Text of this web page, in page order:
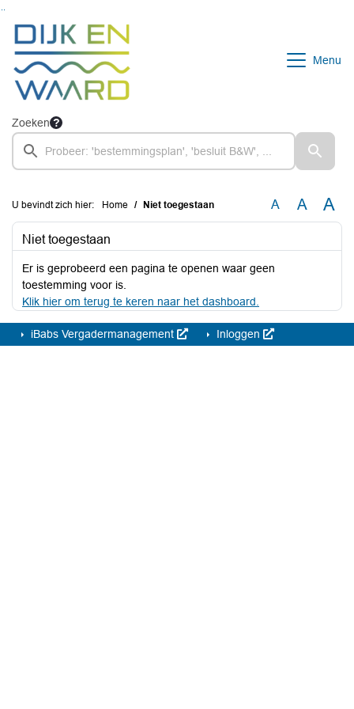
Menu
Zoeken
U bevindt zich hier: Home Niet toegestaan A A A
Niet toegestaan
Er is geprobeerd een pagina te openen waar geen
toestemming voor is.
Klik hier om terug te keren naar het dashboard.
iBabs Vergadermanagement Inloggen